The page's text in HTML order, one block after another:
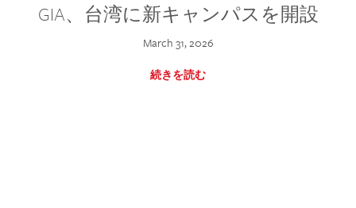
GIA、台湾に新キャンパスを開設
March 31, 2026
続きを読む